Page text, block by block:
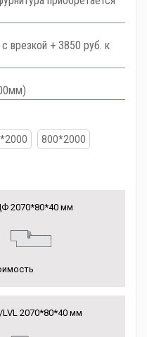
врезкой + 3850 руб. к
800*2000
2070*80*40 мм
2070*80*40 мм